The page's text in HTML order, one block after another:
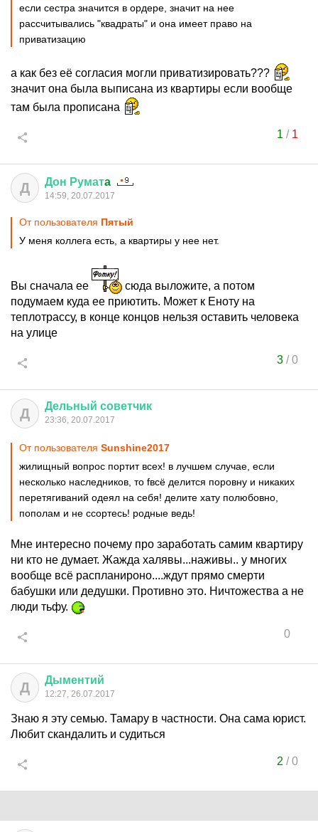
если сестра значится в ордере, значит на нее
рассчитывались "квадраты" и она имеет право на
приватизацию
а как без её согласия могли приватизировать???
значит она была выписана из квартиры если вообще
там была прописана
1 / 1
Д Дон Руматa
14:59, 20.07.2017
От пользователя Пятый
У меня коллега есть, а квартиры у нее нет.
Вы сначала ее
сюда выложите, а потом
подумаем куда ее приютить. Может к Еноту на
теплотрассу, в конце концов нельзя оставить человека
на улице
3/0
Д Дельный советчик
23:36, 20.07.2017
От пользователя Sunshine2017
жилищный вопрос портит всех! в лучшем случае, если
несколько наследников, то fвсё делится поровну и никаких
перетягиваний одеял на себя! делите хату полюбовно,
пополам и не ссортесь! родные ведь!
Мне интересно почему про заработать самим квартиру
ни кто не думает. Жажда халявы...наживы.. у многих
вообще всё распланироно....ждут прямо смерти
бабушки или дедушки. Противно это. Ничтожества а не
люди тьфу.
0
Д Дыментий
12:27, 26.07.2017
Знаю я эту семью. Тамару в частности. Она сама юрист.
Любит скандалить и судиться
2 /0